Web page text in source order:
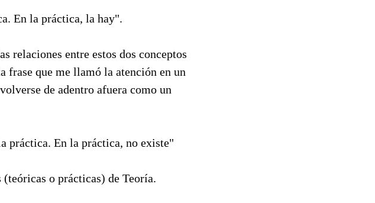
En la práctica, la hay".
relaciones entre estos dos conceptos
frase que me llamó la atención en un
de adentro afuera como un
práctica. En la práctica, no existe"
o prácticas) de Teoría.